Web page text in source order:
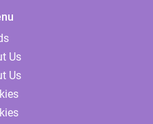
Us
Us